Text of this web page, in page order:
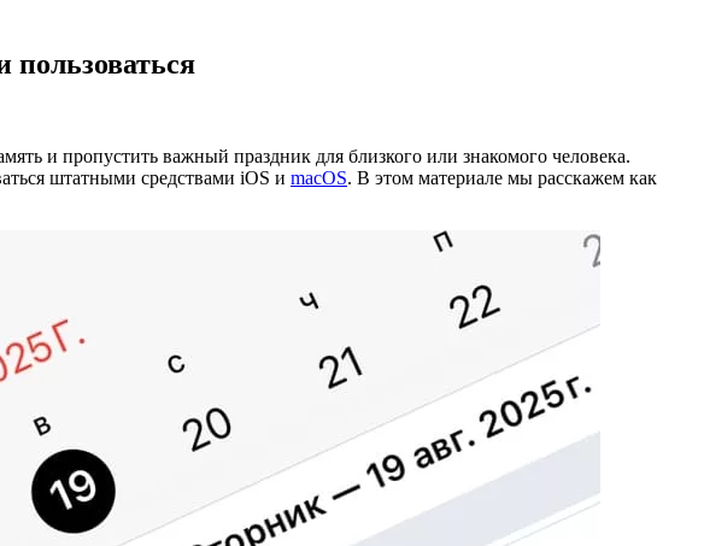
и пропустить важный праздник для близкого или знакомого человека.
штатными средствами iOS и macOS. В этом материале мы расскажем как